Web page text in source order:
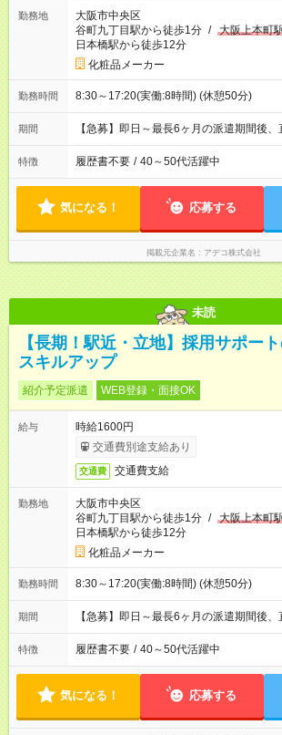
勤務地
大阪市中央区
谷町九丁目駅から徒歩1分 / 大阪上本町
日本橋駅から徒歩12分
化粧品メーカー
勤務時間 8:30～17:20(実働:8時間) (休憩50分)
期間 【急募】即日～最長6ヶ月の派遣期間後
特徴 履歴書不要 / 40～50代活躍中
気になる！ 応募する
掲載元企業名 アデコ株式会社
未読
【長期！駅近・立地】採用サポー
スキルアップ
紹介予定派遣 WEB登録・面接OK
給与
時給1600円
交通費別途支給あり
交通費 交通費支給
勤務地
大阪市中央区
谷町九丁目駅から徒歩1分 / 大阪上本町
日本橋駅から徒歩12分
化粧品メーカー
勤務時間 8:30～17:20(実働:8時間) (休憩50分)
期間 【急募】即日～最長6ヶ月の派遣期間後
特徴 履歴書不要 / 40～50代活躍中
気になる！ 応募する